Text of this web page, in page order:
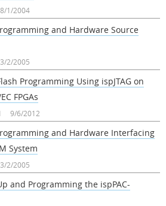
8/1/2004
and Hardware Source
3/2/2005
Programming Using ispJTAG on
FPGAs
9/6/2012
and Hardware Interfacing
System
3/2/2005
and Programming the ispPAC-